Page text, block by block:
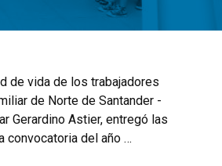
de vida de los trabajadores
de Norte de Santander -
Gerardino Astier, entregó las
convocatoria del año …